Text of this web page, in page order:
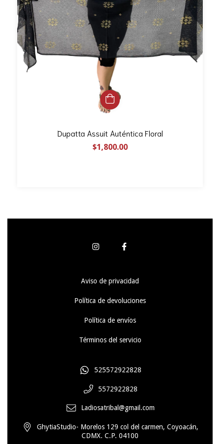
Dupatta Assuit Auténtica Floral
$1,800.00
Aviso de privacidad
Política de devoluciones
Política de envíos
Términos del servicio
525572922828
5572922828
Ladiosatribal@gmail.com
GhytiaStudio- Morelos 129 col del carmen, Coyoacán,
CDMX. C.P. 04100